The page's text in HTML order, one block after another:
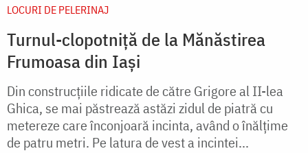
LOCURI DE PELERINAJ
Turnul-clopotniță de la Mănăstirea
Frumoasa din Iași
Din construcțiile ridicate de către Grigore al II-lea
Ghica, se mai păstrează astăzi zidul de piatră cu
metereze care înconjoară incinta, având o înălțime
de patru metri. Pe latura de vest a incintei...